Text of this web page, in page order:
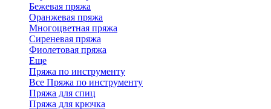
Бежевая пряжа
Оранжевая пряжа
Многоцветная пряжа
Сиреневая пряжа
Фиолетовая пряжа
Еще
Пряжа по инструменту
Все Пряжа по инструменту
Пряжа для спиц
Пряжа для крючка